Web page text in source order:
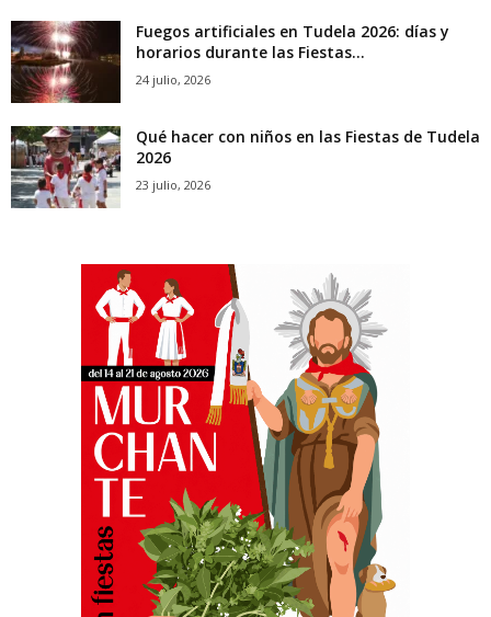
Fuegos artificiales en Tudela 2026: días y
horarios durante las Fiestas...
24 julio, 2026
Qué hacer con niños en las Fiestas de Tudela
2026
23 julio, 2026